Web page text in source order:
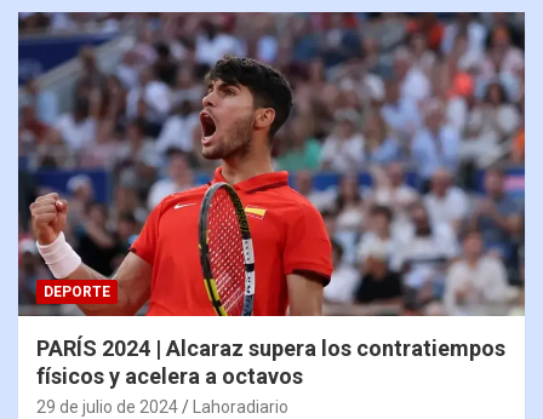
DEPORTE
PARÍS 2024 | Alcaraz supera los contratiempos
físicos y acelera a octavos
29 de julio de 2024 Lahoradiario